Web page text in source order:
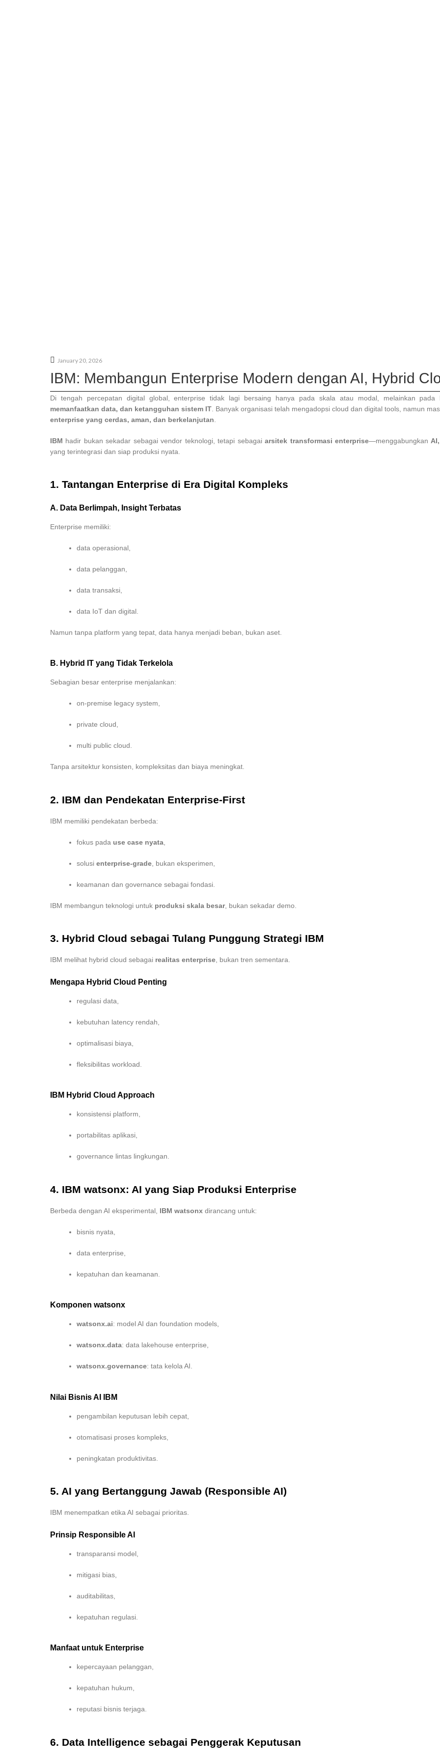
January 20, 2026
IBM: Membangun Enterprise Modern dengan AI, Hybrid
Di tengah percepatan digital global, enterprise tidak lagi bersaing hanya pada skala atau modal, melainkan pada
memanfaatkan data, dan ketangguhan sistem IT . Banyak organisasi telah mengadopsi cloud dan digital tools, namun
enterprise yang cerdas, aman, dan berkelanjutan
IBM hadir bukan sekadar sebagai vendor teknologi, tetapi sebagaiarsitek transformasi enterprise—menggabungkan
yang terintegrasi dan siap produksi nyata.
1. Tantangan Enterprise di Era Digital Kompleks
A. Data Berlimpah, Insight Terbatas
Enterprise memiliki:
data operasional,
data pelanggan,
data transaksi,
data IoT dan digital.
Namun tanpa platform yang tepat, data hanya menjadi beban, bukan aset.
B. Hybrid IT yang Tidak Terkelola
Sebagian besar enterprise menjalankan:
on-premise legacy system,
private cloud,
multi public cloud.
Tanpa arsitektur konsisten, kompleksitas dan biaya meningkat.
2. IBM dan Pendekatan Enterprise-First
IBM memiliki pendekatan berbeda:
fokus pada use case nyata
solusi enterprise-grade , bukan eksperimen,
keamanan dan governance sebagai fondasi.
IBM membangun teknologi untuk produksi skala besar, bukan sekadar demo.
3. Hybrid Cloud sebagai Tulang Punggung Strategi IBM
IBM melihat hybrid cloud sebagai realitas enterprise , bukan tren sementara.
Mengapa Hybrid Cloud Penting
regulasi data,
kebutuhan latency rendah,
optimalisasi biaya,
fleksibilitas workload.
IBM Hybrid Cloud Approach
konsistensi platform,
portabilitas aplikasi,
governance lintas lingkungan.
4. IBM watsonx: AI yang Siap Produksi Enterprise
Berbeda dengan AI eksperimental, IBM watsonx dirancang untuk:
bisnis nyata,
data enterprise,
kepatuhan dan keamanan.
Komponen watsonx
watsonx.ai: model AI dan foundation models,
watsonx.data: data lakehouse enterprise,
watsonx.governance: tata kelola AI.
Nilai Bisnis AI IBM
pengambilan keputusan lebih cepat,
otomatisasi proses kompleks,
peningkatan produktivitas.
5. AI yang Bertanggung Jawab (Responsible AI)
IBM menempatkan etika AI sebagai prioritas.
Prinsip Responsible AI
transparansi model,
mitigasi bias,
auditabilitas,
kepatuhan regulasi.
Manfaat untuk Enterprise
kepercayaan pelanggan,
kepatuhan hukum,
reputasi bisnis terjaga.
6. Data Intelligence sebagai Penggerak Keputusan